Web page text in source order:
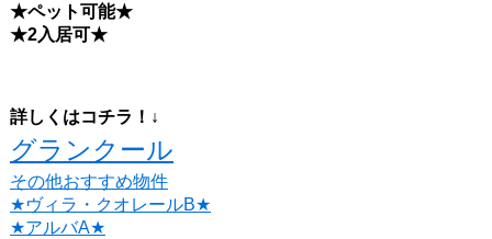
★ペット可能★
★2入居可★
詳しくはコチラ！↓
グランクール
その他おすすめ物件
★ヴィラ・クオレールB★
★アルバA★